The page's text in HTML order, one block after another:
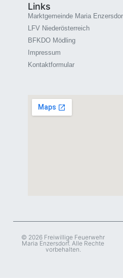
Links
Marktgemeinde Maria
LFV Niederösterreich
BFKDO Mödling
Impressum
Kontaktformular
© 2026 Freiwillige Feuerwehr
Maria Enzersdorf. Alle Rechte
vorbehalten.